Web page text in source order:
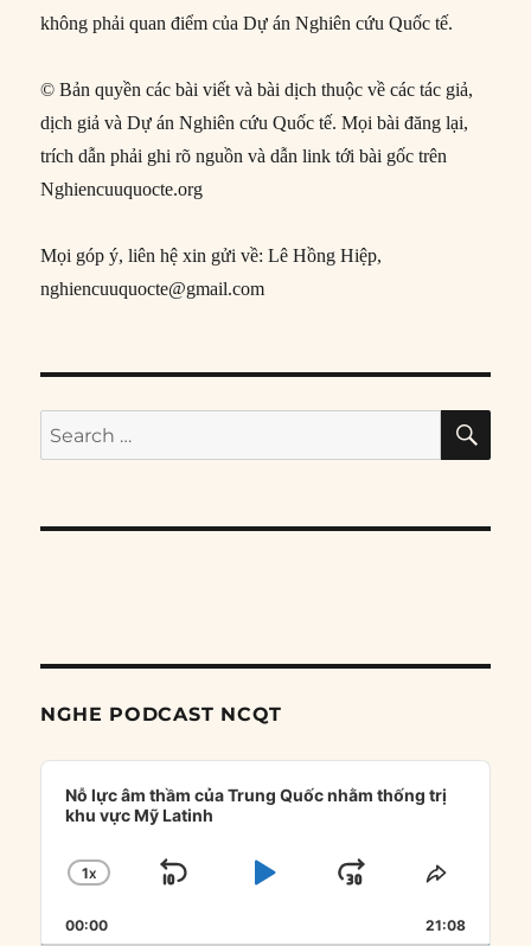
không phải quan điểm của Dự án Nghiên cứu Quốc tế.
© Bản quyền các bài viết và bài dịch thuộc về các tác giả,
dịch giả và Dự án Nghiên cứu Quốc tế. Mọi bài đăng lại,
trích dẫn phải ghi rõ nguồn và dẫn link tới bài gốc trên
Nghiencuuquocte.org
Mọi góp ý, liên hệ xin gửi về: Lê Hồng Hiệp,
nghiencuuquocte@gmail.com
Search
for:
NGHE PODCAST NCQT
Audio
Player
Nỗ lực âm thầm của Trung Quốc nhằm thống trị
khu vực Mỹ Latinh
CHANGE
RATE
1X
SKIP
PLAYJUMP
FORWARD
SHARE
00:00 21:08